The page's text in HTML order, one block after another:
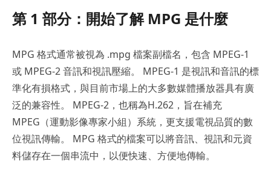
第 1 部分：開始了解 MPG 是什麼
MPG 格式通常被視為 .mpg 檔案副檔名，包含 MPEG-1
或 MPEG-2 音訊和視訊壓縮。 MPEG-1 是視訊和音訊的標
準化有損格式，與目前市場上的大多數媒體播放器具有廣
泛的兼容性。 MPEG-2，也稱為H.262，旨在補充
MPEG（運動影像專家小組）系統，更支援電視品質的數
位視訊傳輸。 MPG 格式的檔案可以將音訊、視訊和元資
料儲存在一個串流中，以便快速、方便地傳輸。